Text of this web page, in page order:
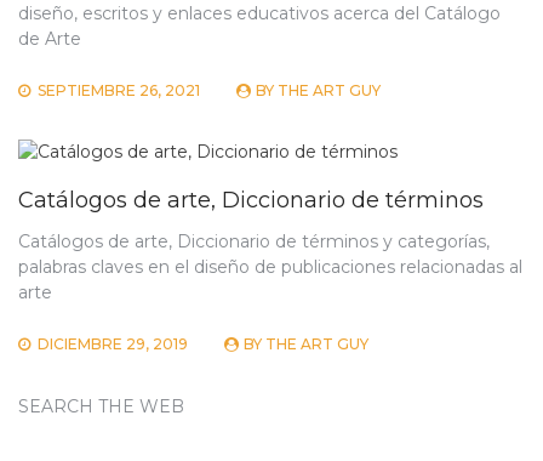
diseño, escritos y enlaces educativos acerca del Catálogo
de Arte
SEPTIEMBRE 26, 2021 BY THE ART GUY
Catálogos de arte, Diccionario de términos
Catálogos de arte, Diccionario de términos y categorías,
palabras claves en el diseño de publicaciones relacionadas al
arte
DICIEMBRE 29, 2019 BY THE ART GUY
SEARCH THE WEB